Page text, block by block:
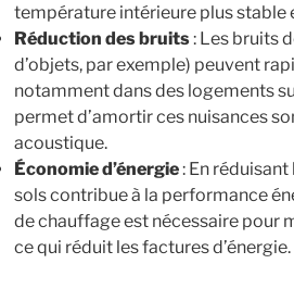
température intérieure plus stable
Réduction des bruits: Les bruits
d’objets, par exemple) peuvent
notamment dans des logements
permet d’amortir ces nuisances
acoustique.
Économie d’énergie: En
sols contribue à la performance
de chauffage est nécessaire pour
ce qui réduit les factures d’énergie.